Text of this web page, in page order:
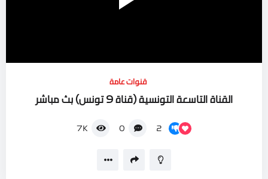
Video
قنوات عامة
القناة التاسعة التونسية (قناة 9 تونس) بث مباشر
2
0
7K